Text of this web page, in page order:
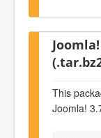
This
Joomla!